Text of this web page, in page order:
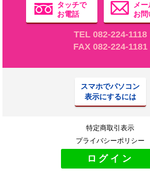
タッチで
お電話
メ
お問
TEL 082-224-1118
FAX 082-224-1181
スマホでパソコン
表示にするには
特定商取引表示
プライバシーポリシー
ログイン